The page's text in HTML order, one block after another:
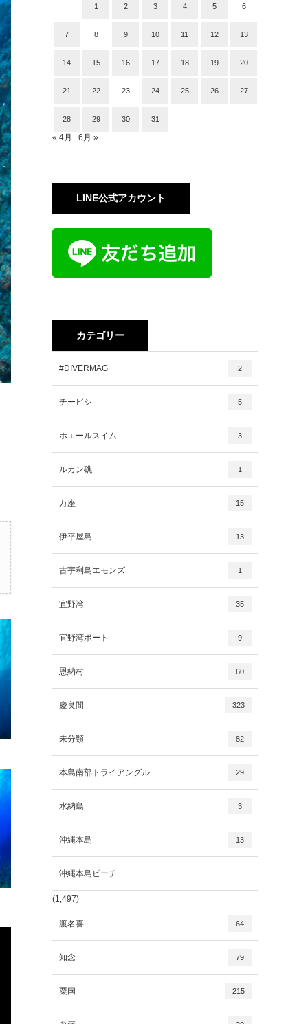
1 2 3 4 5 6
7 8 9 10 11 12 13
14 15 16 17 18 19 20
21 22 23 24 25 26 27
28 29 30 31
« 4月 6月 »
LINE公式アカウント
カテゴリー
#DIVERMAG 2
チービシ 5
ホエールスイム 3
ルカン礁 1
万座 15
伊平屋島 13
古宇利島エモンズ 1
宜野湾 35
宜野湾ボート 9
恩納村 60
慶良間 323
未分類 82
本島南部トライアングル 29
水納島 3
沖縄本島 13
沖縄本島ビーチ
(1,497)
渡名喜 64
知念 79
粟国 215